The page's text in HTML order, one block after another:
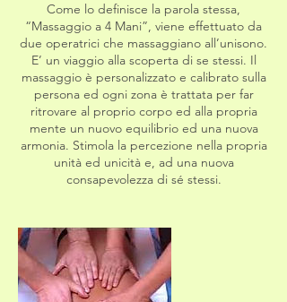
Come lo definisce la parola stessa,
“Massaggio a 4 Mani”, viene effettuato da
due operatrici che massaggiano all’unisono.
E’ un viaggio alla scoperta di se stessi. Il
massaggio è personalizzato e calibrato sulla
persona ed ogni zona è trattata per far
ritrovare al proprio corpo ed alla propria
mente un nuovo equilibrio ed una nuova
armonia. Stimola la percezione nella propria
unità ed unicità e, ad una nuova
consapevolezza di sé stessi.